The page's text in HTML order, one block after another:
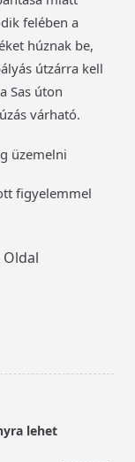
felében a
húznak be,
útzárra kell
Sas úton
várható.
üzemelni
figyelemmel
lehet